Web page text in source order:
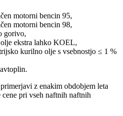
motorni bencin 95,
motorni bencin 98,
gorivo,
ekstra lahko KOEL,
kurilno olje s vsebnostjo ≤ 1 %
z enakim obdobjem leta
pri vseh naftnih naftnih